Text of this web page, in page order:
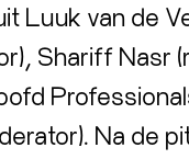
Luuk van de
Shariff Nasr
Na de